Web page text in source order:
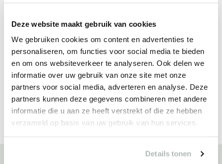
Deze website maakt gebruik van cookies
We gebruiken cookies om content en advertenties te
personaliseren, om functies voor social media te bieden
en om ons websiteverkeer te analyseren. Ook delen we
informatie over uw gebruik van onze site met onze
partners voor social media, adverteren en analyse. Deze
partners kunnen deze gegevens combineren met andere
informatie die u aan ze heeft verstrekt of die ze hebben
verzameld op basis van uw gebruik van hun services.
Details tonen
ReFurniture T101
80x
ReFurniture T102
80x